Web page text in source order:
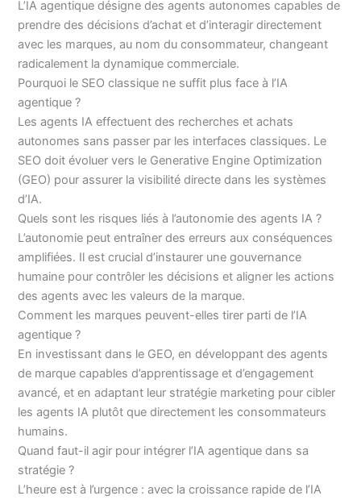
L’IA agentique désigne des agents autonomes capables de
prendre des décisions d’achat et d’interagir directement
avec les marques, au nom du consommateur, changeant
radicalement la dynamique commerciale.
Pourquoi le SEO classique ne suffit plus face à l’IA
agentique ?
Les agents IA effectuent des recherches et achats
autonomes sans passer par les interfaces classiques. Le
SEO doit évoluer vers le Generative Engine Optimization
(GEO) pour assurer la visibilité directe dans les systèmes
d’IA.
Quels sont les risques liés à l’autonomie des agents IA ?
L’autonomie peut entraîner des erreurs aux conséquences
amplifiées. Il est crucial d’instaurer une gouvernance
humaine pour contrôler les décisions et aligner les actions
des agents avec les valeurs de la marque.
Comment les marques peuvent-elles tirer parti de l’IA
agentique ?
En investissant dans le GEO, en développant des agents
de marque capables d’apprentissage et d’engagement
avancé, et en adaptant leur stratégie marketing pour cibler
les agents IA plutôt que directement les consommateurs
humains.
Quand faut-il agir pour intégrer l’IA agentique dans sa
stratégie ?
L’heure est à l’urgence : avec la croissance rapide de l’IA